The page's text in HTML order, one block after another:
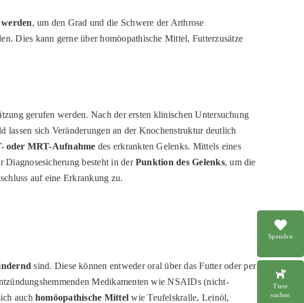
Spenden
Tiere
suchen
, um den Grad und die Schwere der Arthrose
Dies kann gerne über homöopathische Mittel, Futterzusätze
gerufen werden. Nach der ersten klinischen Untersuchung
sich Veränderungen an der Knochenstruktur deutlich
oder MRT-Aufnahme des erkrankten Gelenks. Mittels eines
Diagnosesicherung besteht in derPunktion des Gelenks, um die
auf eine Erkrankung zu.
sind. Diese können entweder oral über das Futter oder per
Medikamenten wie NSAIDs (nicht-
auchhomöopathische Mittel wie Teufelskralle, Leinöl,